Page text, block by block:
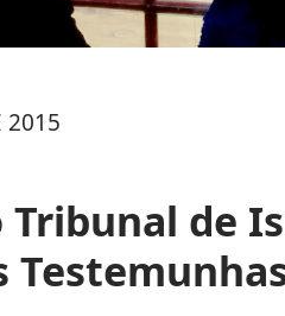
2015
Tribunal de